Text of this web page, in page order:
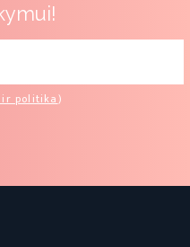
ir politika)